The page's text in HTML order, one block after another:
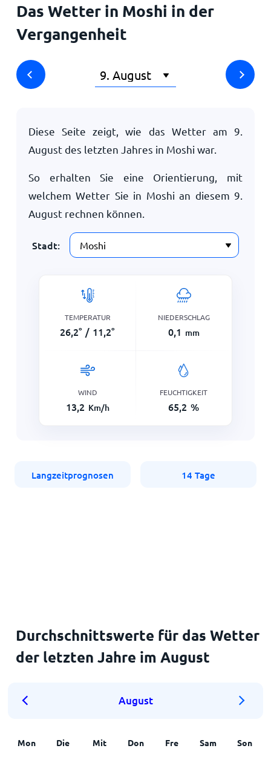
Das Wetter in Moshi in der
Vergangenheit
Diese Seite zeigt, wie das Wetter am 9.
Augustdes letzten Jahres in Moshi war.
So erhalten Sie eine Orientierung, mit
welchem Wetter Sie in Moshi an diesem 9.
Augustrechnen können.
Stadt:
TEMPERATUR
26,2° / 11,2°
NIEDERSCHLAG
0,1 mm
WIND
13,2 Km/h
FEUCHTIGKEIT
65,2 %
Langzeitprognosen 14 Tage
Durchschnittswerte für das Wetter
der letzten Jahre im August
August
Mon Die Mit Don Fre Sam Son